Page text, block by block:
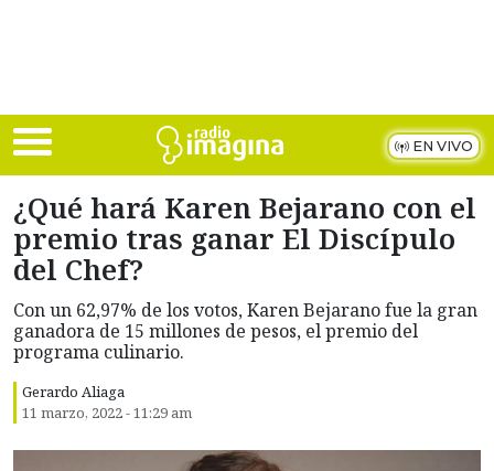
EN VIVO
¿Qué hará Karen Bejarano con el
premio tras ganar El Discípulo
del Chef?
Con un 62,97% de los votos, Karen Bejarano fue la gran
ganadora de 15 millones de pesos, el premio del
programa culinario.
Gerardo Aliaga
11 marzo, 2022 - 11:29 am